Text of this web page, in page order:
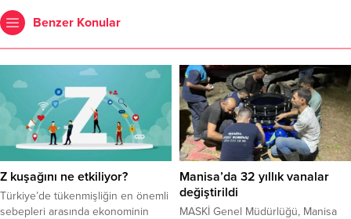
Benzer Konular
Z kuşağını ne etkiliyor?
Türkiye’de tükenmişliğin en önemli
sebepleri arasında ekonominin
Manisa’da 32 yıllık vanalar
değiştirildi
MASKİ Genel Müdürlüğü, Manisa